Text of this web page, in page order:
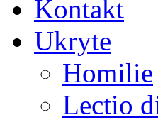
Kontakt
Ukryte
Homilie
Lectio